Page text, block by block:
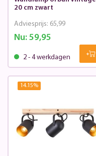
20 cm zwart
Nu:59,95
Adviesprijs: 65,99
2 - 4 werkdagen
14.15%